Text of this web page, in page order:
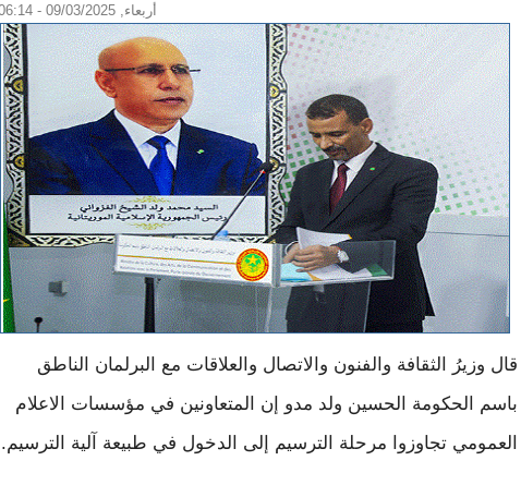
أربعاء, 09/03/2025 - 06:14
قال وزيرُ الثقافة والفنون والاتصال والعلاقات مع البرلمان الناطق
باسم الحكومة الحسين ولد مدو إن المتعاونين في مؤسسات الاعلام
العمومي تجاوزوا مرحلة الترسيم إلى الدخول في طبيعة آلية الترسيم.